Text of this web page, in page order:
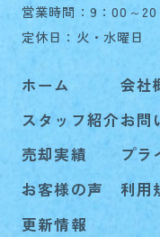
営業時間：9：00～
定休日：火・水曜日
ホーム
スタッフ紹介
売却実績
お客様の声
更新情報
会社
お問
プラ
利用